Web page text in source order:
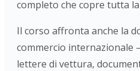
completo che copre tutta
Il corso affronta anche la
commercio internazionale
lettere di vettura,